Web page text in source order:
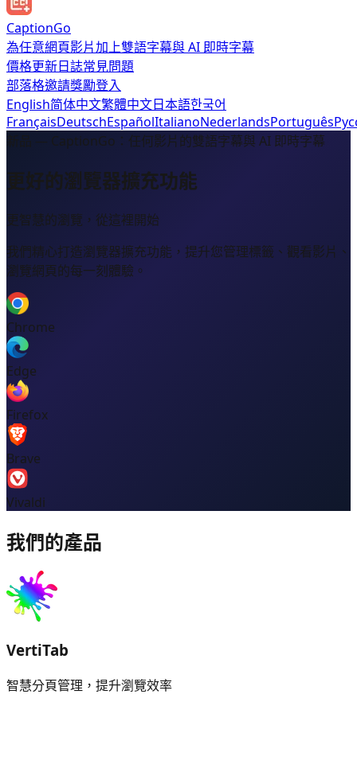
CaptionGo
為任意網頁影片加上雙語字幕與 AI 即時字幕
價格更新日誌常見問題
部落格邀請獎勵登入
English简体中文繁體中文日本語한국어
FrançaisDeutschEspañolItalianoNederlandsPortuguês
新品 — CaptionGo：任何影片的雙語字幕與 AI 即時字幕
更好的瀏覽器擴充功能
更智慧的瀏覽，從這裡開始
我們精心打造瀏覽器擴充功能，提升您管理標籤、觀看影片、
瀏覽網頁的每一刻體驗。
Chrome
Edge
Firefox
Brave
Vivaldi
我們的產品
VertiTab
智慧分頁管理，提升瀏覽效率